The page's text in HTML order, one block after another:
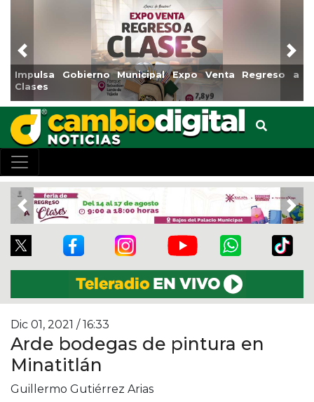
Gobierno Municipal Expo Venta Regreso a
Reabrirá
Previous
Previous
Dic 01, 2021 / 16:33
Arde bodegas de pintura en
Minatitlán
Guillermo Gutiérrez Arias